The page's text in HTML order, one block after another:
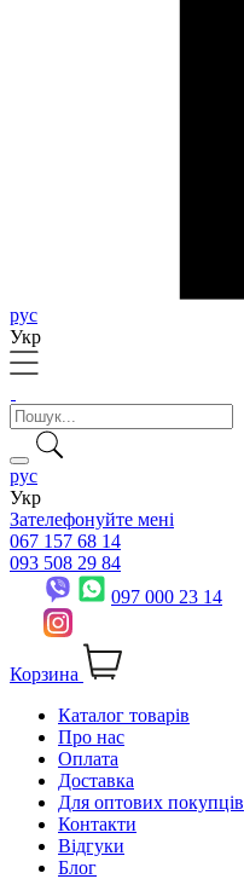
рус
Укр
рус
Укр
Зателефонуйте мені
067 157 68 14
093 508 29 84
097 000 23 14
Корзина
Каталог товарів
Про нас
Оплата
Доставка
Для оптових покупців
Контакти
Відгуки
Блог